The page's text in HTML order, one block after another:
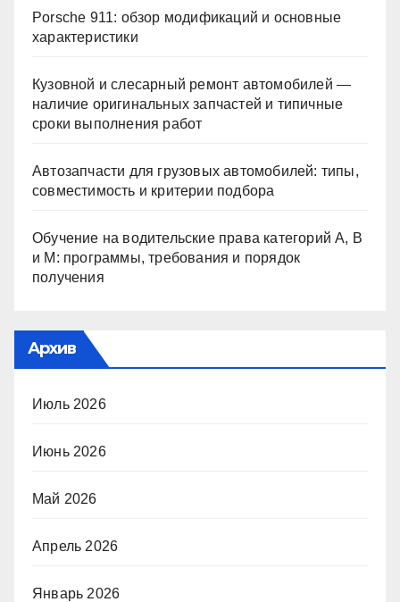
Porsche 911: обзор модификаций и основные
характеристики
Кузовной и слесарный ремонт автомобилей —
наличие оригинальных запчастей и типичные
сроки выполнения работ
Автозапчасти для грузовых автомобилей: типы,
совместимость и критерии подбора
Обучение на водительские права категорий A, B
и M: программы, требования и порядок
получения
Архив
Июль 2026
Июнь 2026
Май 2026
Апрель 2026
Январь 2026